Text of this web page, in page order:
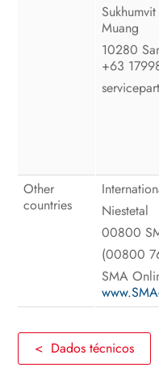
Muang
10280
+63
Other
countries
Niestetal
00800
(00800
SMA
< Dados técnicos